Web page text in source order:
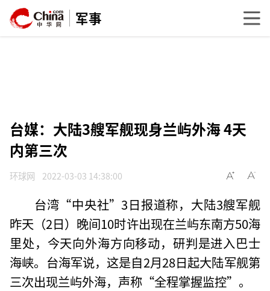
军事
台媒：大陆3艘军舰现身兰屿外海 4天
内第三次
环球网 2022-03-03 14:38:00
台湾“中央社”3日报道称，大陆3艘军舰
昨天（2日）晚间10时许出现在兰屿东南方50海
里处，今天向外海方向移动，研判是进入巴士
海峡。台海军说，这是自2月28日起大陆军舰第
三次出现兰屿外海，声称“全程掌握监控”。